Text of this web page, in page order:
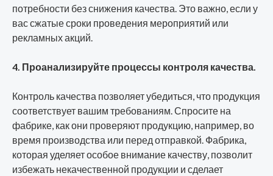
потребности без снижения качества. Это важно, если у
вас сжатые сроки проведения мероприятий или
рекламных акций.
4. Проанализируйте процессы контроля качества.
Контроль качества позволяет убедиться, что продукция
соответствует вашим требованиям. Спросите на
фабрике, как они проверяют продукцию, например, во
время производства или перед отправкой. Фабрика,
которая уделяет особое внимание качеству, позволит
избежать некачественной продукции и сделает